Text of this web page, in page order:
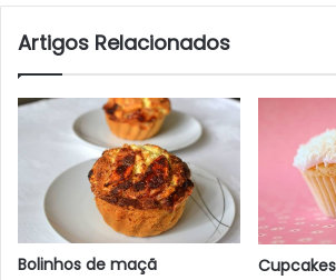
Artigos Relacionados
Bolinhos de maçã